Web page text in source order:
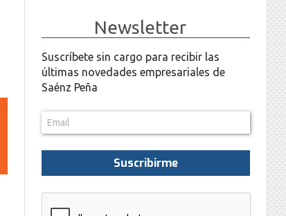
Newsletter
Suscríbete sin cargo para recibir las
últimas novedades empresariales de
Saénz Peña
Suscribirme